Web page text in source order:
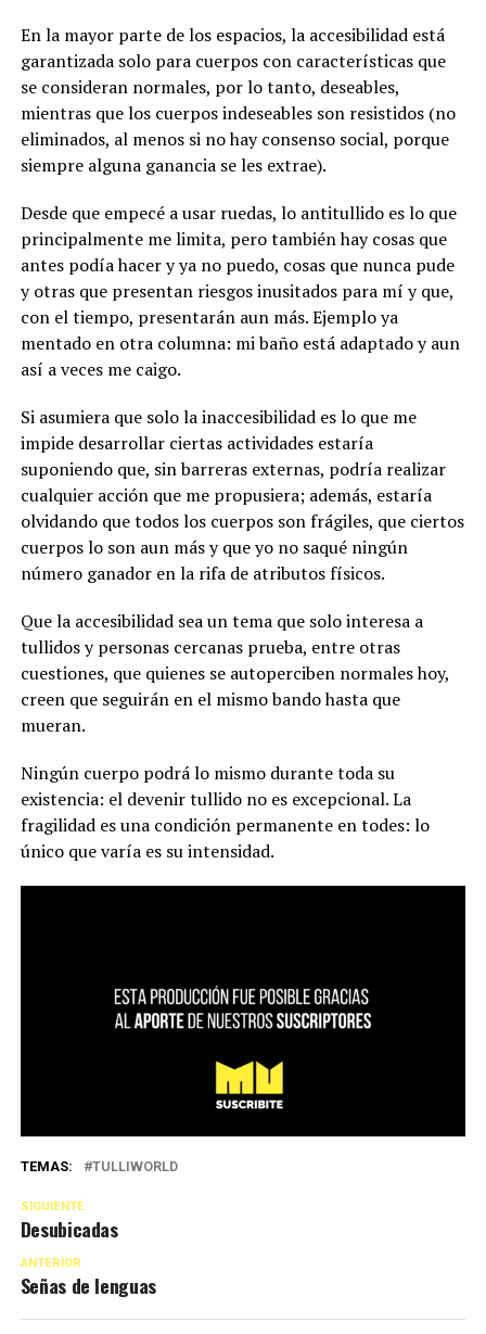
En la mayor parte de los espacios, la accesibilidad está
garantizada solo para cuerpos con características que
se consideran normales, por lo tanto, deseables,
mientras que los cuerpos indeseables son resistidos (no
eliminados, al menos si no hay consenso social, porque
siempre alguna ganancia se les extrae).
Desde que empecé a usar ruedas, lo antitullido es lo que
principalmente me limita, pero también hay cosas que
antes podía hacer y ya no puedo, cosas que nunca pude
y otras que presentan riesgos inusitados para mí y que,
con el tiempo, presentarán aun más. Ejemplo ya
mentado en otra columna: mi baño está adaptado y aun
así a veces me caigo.
Si asumiera que solo la inaccesibilidad es lo que me
impide desarrollar ciertas actividades estaría
suponiendo que, sin barreras externas, podría realizar
cualquier acción que me propusiera; además, estaría
olvidando que todos los cuerpos son frágiles, que ciertos
cuerpos lo son aun más y que yo no saqué ningún
número ganador en la rifa de atributos físicos.
Que la accesibilidad sea un tema que solo interesa a
tullidos y personas cercanas prueba, entre otras
cuestiones, que quienes se autoperciben normales hoy,
creen que seguirán en el mismo bando hasta que
mueran.
Ningún cuerpo podrá lo mismo durante toda su
existencia: el devenir tullido no es excepcional. La
fragilidad es una condición permanente en todes: lo
único que varía es su intensidad.
TEMAS: TULLIWORLD
SIGUIENTE
Desubicadas
ANTERIOR
Señas de lenguas